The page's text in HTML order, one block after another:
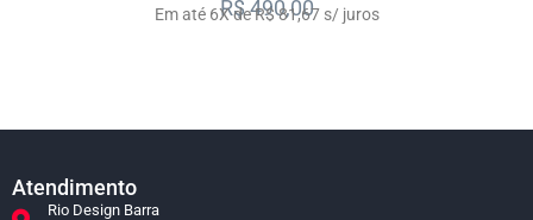
R$490,00
Em até 6X de R$ 81,67 s/ juros
Atendimento
Rio Design Barra